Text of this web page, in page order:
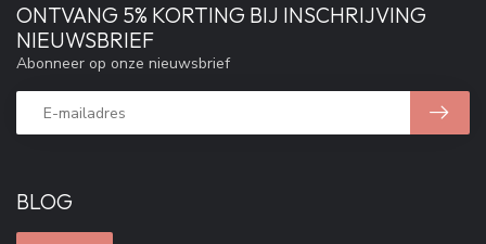
BLOG
ONTVANG 5% KORTING BIJ INSCHRIJVING
NIEUWSBRIEF
Abonneer op onze nieuwsbrief